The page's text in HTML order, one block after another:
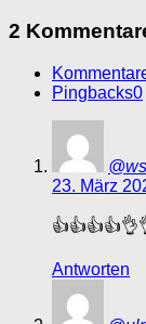
2
Pingbacks0
23. März
Antworten